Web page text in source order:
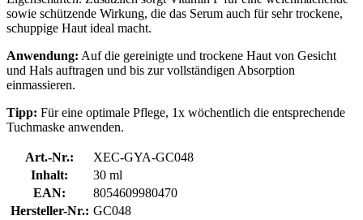
sowie schützende Wirkung, die das Serum auch für sehr trockene,
schuppige Haut ideal macht.
Anwendung: Auf die gereinigte und trockene Haut von Gesicht
und Hals auftragen und bis zur vollständigen Absorption
einmassieren.
Tipp: Für eine optimale Pflege, 1x wöchentlich die entsprechende
Tuchmaske anwenden.
Art.-Nr.:
XEC-GYA-GC048
Inhalt:
30 ml
EAN:
8054609980470
Hersteller-Nr.: GC048